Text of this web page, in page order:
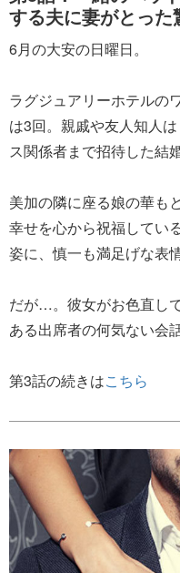
する夫に妻がとった
6月の大安の日曜日。
ラグジュアリーホテルの
は3回。親戚や友人知人
ス関係者まで招待した結
美加の隣に座る娘の華も
幸せを心から祝福してい
姿に、慎一も満足げな表
だが…。彼女がお色直し
ある出席者の何気ない会
第3話の続きはこちら